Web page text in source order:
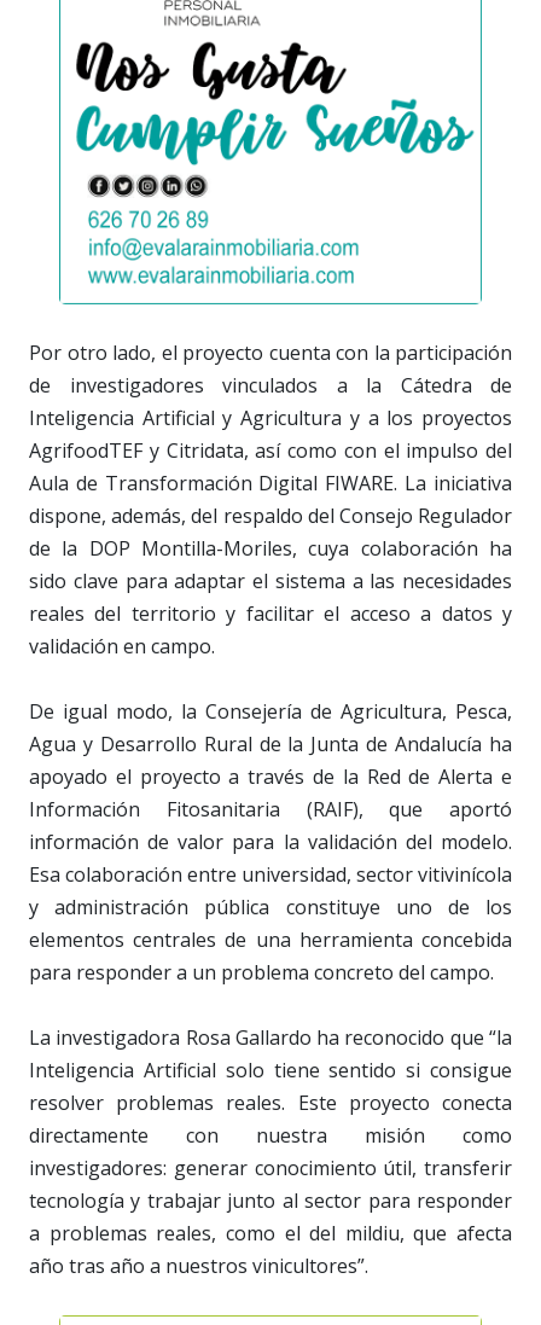
Por otro lado, el proyecto cuenta con la participación
de investigadores vinculados a la Cátedra de
Inteligencia Artificial y Agricultura y a los proyectos
AgrifoodTEF y Citridata, así como con el impulso del
Aula de Transformación Digital FIWARE. La iniciativa
dispone, además, del respaldo del Consejo Regulador
de la DOP Montilla-Moriles, cuya colaboración ha
sido clave para adaptar el sistema a las necesidades
reales del territorio y facilitar el acceso a datos y
validación en campo.
De igual modo, la Consejería de Agricultura, Pesca,
Agua y Desarrollo Rural de la Junta de Andalucía ha
apoyado el proyecto a través de la Red de Alerta e
Información Fitosanitaria (RAIF), que aportó
información de valor para la validación del modelo.
Esa colaboración entre universidad, sector vitivinícola
y administración pública constituye uno de los
elementos centrales de una herramienta concebida
para responder a un problema concreto del campo.
La investigadora Rosa Gallardo ha reconocido que “la
Inteligencia Artificial solo tiene sentido si consigue
resolver problemas reales. Este proyecto conecta
directamente con nuestra misión como
investigadores: generar conocimiento útil, transferir
tecnología y trabajar junto al sector para responder
a problemas reales, como el del mildiu, que afecta
año tras año a nuestros vinicultores”.